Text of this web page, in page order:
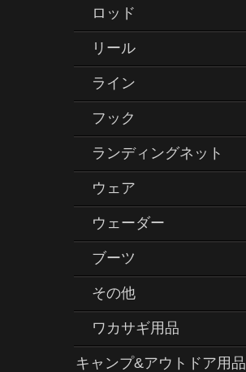
ロッド
リール
ライン
フック
ランディングネット
ウェア
ウェーダー
ブーツ
その他
ワカサギ用品
キャンプ&アウトドア用品